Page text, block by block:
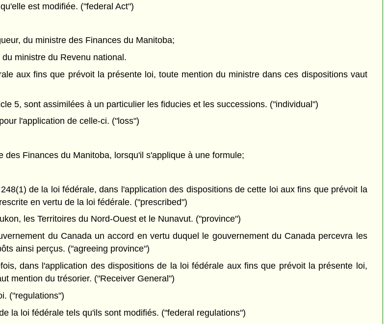
est modifiée. ("federal Act")
du ministre des Finances du Manitoba;
ministre du Revenu national.
aux fins que prévoit la présente loi, toute mention du ministre dans ces dispositions vaut
5, sont assimilées à un particulier les fiducies et les successions. ("individual")
l'application de celle-ci. ("loss")
Finances du Manitoba, lorsqu'il s'applique à une formule;
de la loi fédérale, dans l'application des dispositions de cette loi aux fins que prévoit la
en vertu de la loi fédérale. ("prescribed")
les Territoires du Nord-Ouest et le Nunavut. ("province")
du Canada un accord en vertu duquel le gouvernement du Canada percevra les
ainsi perçus. ("agreeing province")
dans l'application des dispositions de la loi fédérale aux fins que prévoit la présente loi,
mention du trésorier. ("Receiver General")
("regulations")
la loi fédérale tels qu'ils sont modifiés. ("federal regulations")